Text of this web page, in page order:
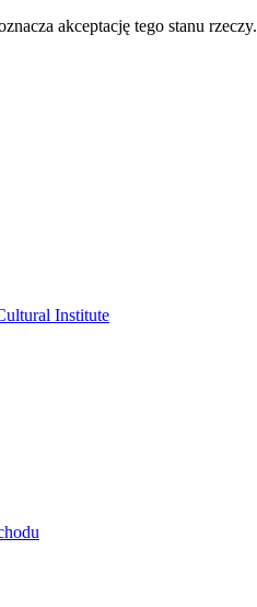
akceptację tego stanu rzeczy.
Institute